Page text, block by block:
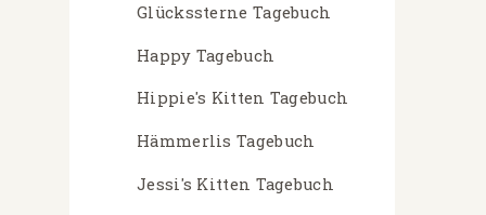
Glückssterne Tagebuch
Happy Tagebuch
Hippie's Kitten Tagebuch
Hämmerlis Tagebuch
Jessi's Kitten Tagebuch